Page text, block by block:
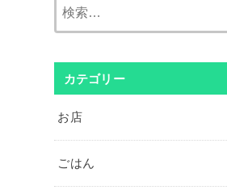
カテゴリー
お店
ごはん